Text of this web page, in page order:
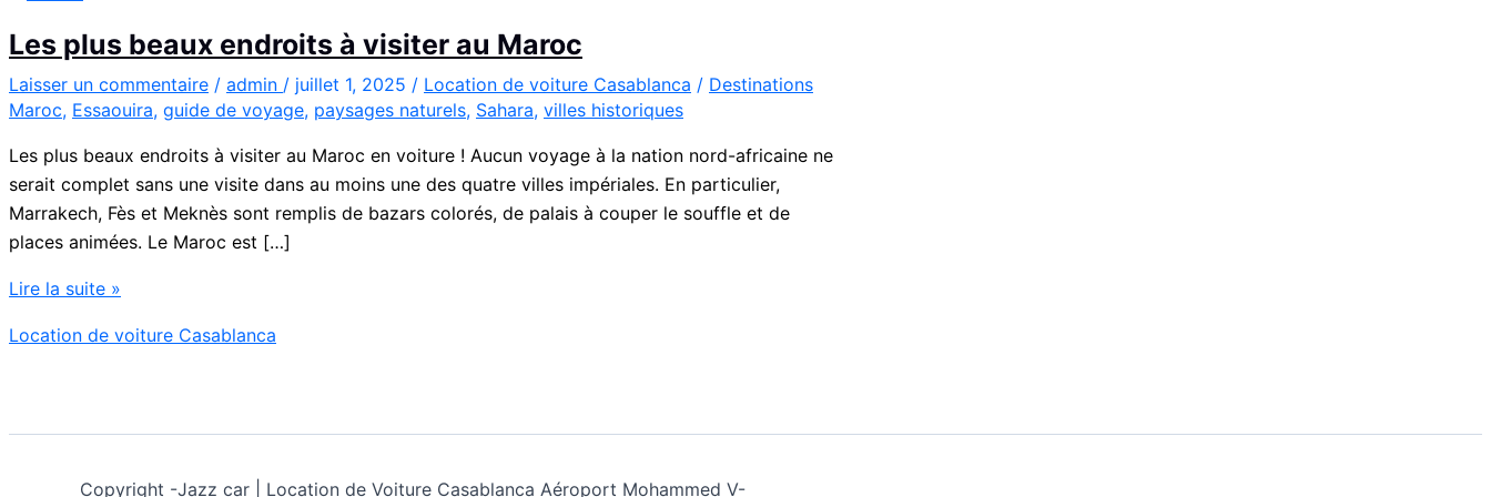
Les plus beaux endroits à visiter au Maroc
Laisser un commentaire / admin / juillet 1, 2025 / Location de voiture Casablanca / Destinations
Maroc, Essaouira, guide de voyage, paysages naturels, Sahara, villes historiques
Les plus beaux endroits à visiter au Maroc en voiture ! Aucun voyage à la nation nord-africaine ne
serait complet sans une visite dans au moins une des quatre villes impériales. En particulier,
Marrakech, Fès et Meknès sont remplis de bazars colorés, de palais à couper le souffle et de
places animées. Le Maroc est […]
Les
beaux
visiter
Lire la suite »
Location de voiture Casablanca
Copyright -Jazz car | Location de Voiture Casablanca Aéroport Mohammed V-